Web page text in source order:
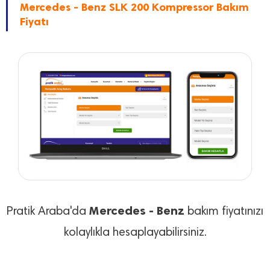
Mercedes - Benz SLK 200 Kompressor Bakım
Fiyatı
Pratik Araba'da Mercedes - Benz bakım fiyatınızı
kolaylıkla hesaplayabilirsiniz.